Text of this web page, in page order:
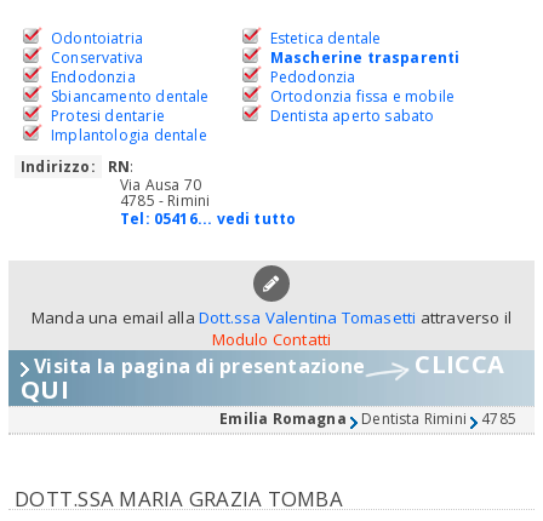
Odontoiatria
Conservativa
Endodonzia
Sbiancamento dentale
Protesi dentarie
Implantologia dentale
Estetica dentale
Mascherine trasparenti
Pedodonzia
Ortodonzia fissa e mobile
Dentista aperto sabato
Indirizzo: RN:
Via Ausa 70
4785 - Rimini
Tel: 05416... vedi tutto
Manda una email alla Dott.ssa Valentina Tomasetti attraverso il
Modulo Contatti
Visita la pagina di presentazione CLICCA
QUI
Emilia Romagna Dentista Rimini 4785
DOTT.SSA MARIA GRAZIA TOMBA